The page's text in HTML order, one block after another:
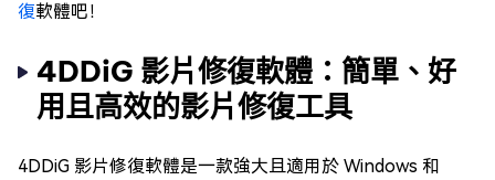
復軟體吧！
4DDiG 影片修復軟體：簡單、好
用且高效的影片修復工具
4DDiG 影片修復軟體是一款強大且適用於 Windows 和